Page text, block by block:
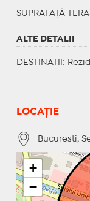
SUPRAFAȚĂ
ALTE DETALII
DESTINATII :
LOCAȚIE
Bucuresti,
+
−